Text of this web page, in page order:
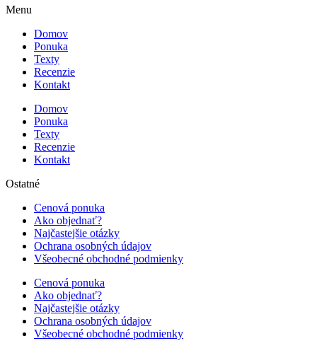
Menu
Domov
Ponuka
Texty
Recenzie
Kontakt
Domov
Ponuka
Texty
Recenzie
Kontakt
Ostatné
Cenová ponuka
Ako objednať?
Najčastejšie otázky
Ochrana osobných údajov
Všeobecné obchodné podmienky
Cenová ponuka
Ako objednať?
Najčastejšie otázky
Ochrana osobných údajov
Všeobecné obchodné podmienky